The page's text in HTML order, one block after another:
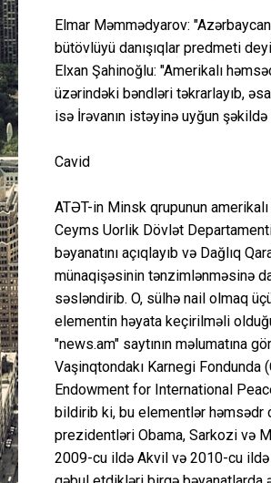
Elmar Məmmədyarov:
bütövlüyü danışıqlar predmeti
Elxan Şahinoğlu: "Amerikalı
üzərindəki bəndləri təkrarlayıb,
isə İrəvanın istəyinə uyğun
Cavid
ATƏT-in Minsk qrupunun
Ceyms Uorlik Dövlət
bəyanatını açıqlayıb və Dağlıq
münaqişəsinin tənzimlənməsinə
səsləndirib. O, sülhə nail olmaq
elementin həyata keçirilməli
"news.am" saytının məlumatına
Vaşinqtondakı Karnegi Fondunda
Endowment for International
bildirib ki, bu elementlər həmsədr
prezidentləri Obama, Sarkozi və
2009-cu ildə Akvil və 2010-cu